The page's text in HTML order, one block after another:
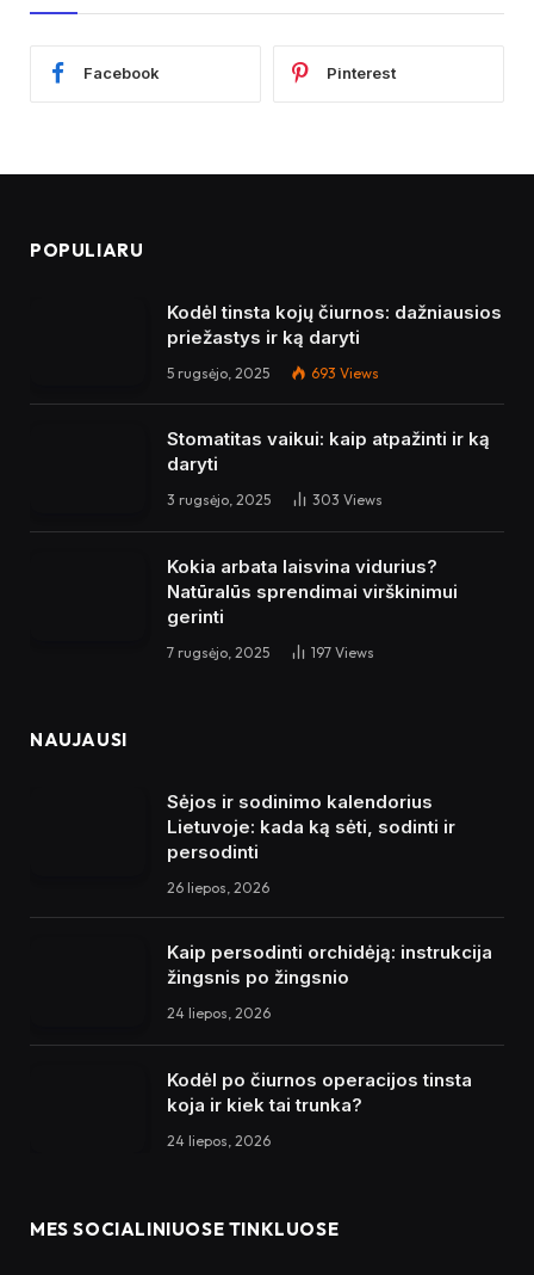
Facebook Pinterest
POPULIARU
Kodėl tinsta kojų čiurnos: dažniausios
priežastys ir ką daryti
5 rugsėjo, 2025 693 Views
Stomatitas vaikui: kaip atpažinti ir ką
daryti
3 rugsėjo, 2025 303 Views
Kokia arbata laisvina vidurius?
Natūralūs sprendimai virškinimui
gerinti
7 rugsėjo, 2025 197 Views
NAUJAUSI
Sėjos ir sodinimo kalendorius
Lietuvoje: kada ką sėti, sodinti ir
persodinti
26 liepos, 2026
Kaip persodinti orchidėją: instrukcija
žingsnis po žingsnio
24 liepos, 2026
Kodėl po čiurnos operacijos tinsta
koja ir kiek tai trunka?
24 liepos, 2026
MES SOCIALINIUOSE TINKLUOSE